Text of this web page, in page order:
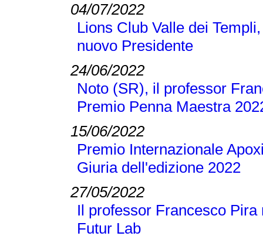
04/07/2022
Lions Club Valle dei
nuovo Presidente
24/06/2022
Noto (SR), il professor
Premio Penna Maestra
15/06/2022
Premio Internazionale
Giuria dell'edizione 2022
27/05/2022
Il professor Francesco
Futur Lab